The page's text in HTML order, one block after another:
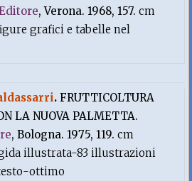
, Verona. 1968, 157.cm
grafici e tabelle nel
.FRUTTICOLTURA
LA NUOVA PALMETTA.
, Bologna. 1975, 119.cm
illustrata-83 illustrazioni
ottimo